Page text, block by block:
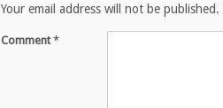
Your email address will not be published.
Comment*